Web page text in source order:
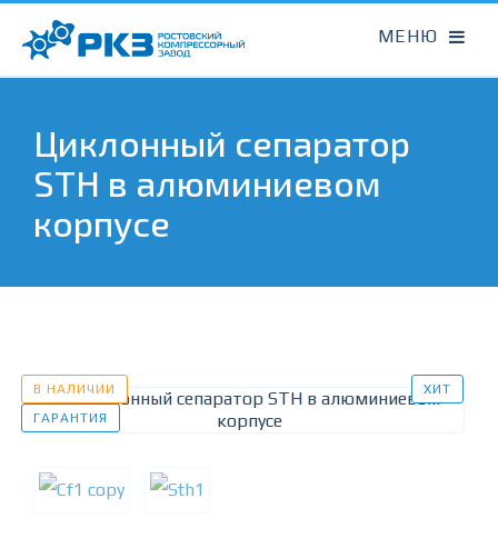
Циклонный сепаратор
STH в алюминиевом
корпусе
В НАЛИЧИИ
ГАРАНТИЯ
ХИТ